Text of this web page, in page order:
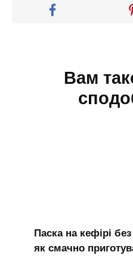
Вам
Паска на кефірі
як смачно